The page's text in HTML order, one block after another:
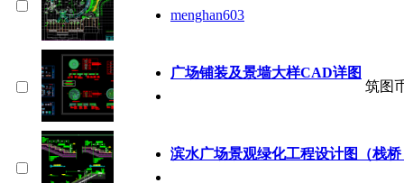
menghan603
广场铺装及景墙大样CAD详图
筑图
滨水广场景观绿化工程设计图（栈